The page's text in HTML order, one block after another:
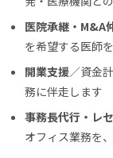
医院承継・M&A
を希望する医師
開業支援／資金
務に伴走します
事務長代行・レ
オフィス業務を